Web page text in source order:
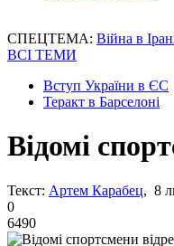
СПЕЦТЕМА: Війна в
ВСІ ТЕМИ
Вступ України в ЄС
Теракт в Барселоні
Відомі
Текст: Артем Карабец, 8
0
6490